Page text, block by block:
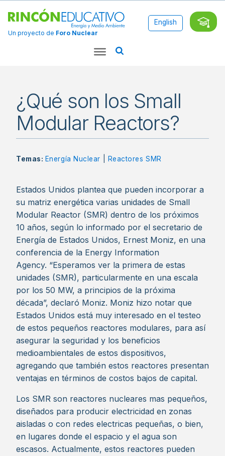
Un proyecto de Foro Nuclear
English
¿Qué son los Small
Modular Reactors?
Temas: Energía Nuclear Reactores SMR
Estados Unidos plantea que pueden incorporar a
su matriz energética varias unidades de Small
Modular Reactor (SMR) dentro de los próximos
10 años, según lo informado por el secretario de
Energía de Estados Unidos, Ernest Moniz, en una
conferencia de la Energy Information
Agency. “Esperamos ver la primera de estas
unidades (SMR), particularmente en una escala
por los 50 MW, a principios de la próxima
década”, declaró Moniz. Moniz hizo notar que
Estados Unidos está muy interesado en el testeo
de estos pequeños reactores modulares, para así
asegurar la seguridad y los beneficios
medioambientales de estos dispositivos,
agregando que también estos reactores presentan
ventajas en términos de costos bajos de capital.
Los SMR son reactores nucleares mas pequeños,
diseñados para producir electricidad en zonas
aisladas o con redes electricas pequeñas, o bien,
en lugares donde el espacio y el agua son
escasos. Actualmente, estos reactores pueden